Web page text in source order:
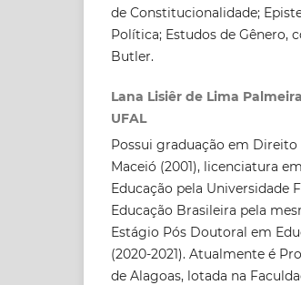
de Constitucionalidade;
Política; Estudos de Gênero,
Butler.
Lana Lisiêr de Lima
UFAL
Possui graduação em
Maceió (2001), licenciatura
Educação pela Universidade
Educação Brasileira pela
Estágio Pós Doutoral em
(2020-2021). Atualmente é
de Alagoas, lotada na